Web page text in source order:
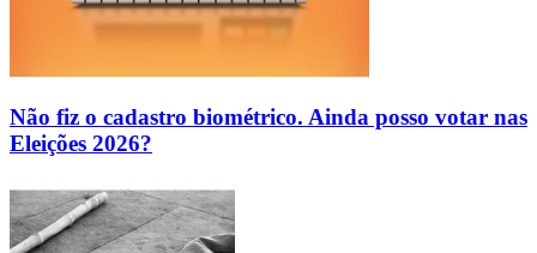
Não fiz o cadastro biométrico. Ainda posso votar nas
Eleições 2026?